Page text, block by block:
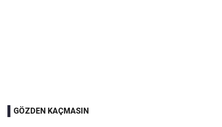
GÖZDEN KAÇMASIN